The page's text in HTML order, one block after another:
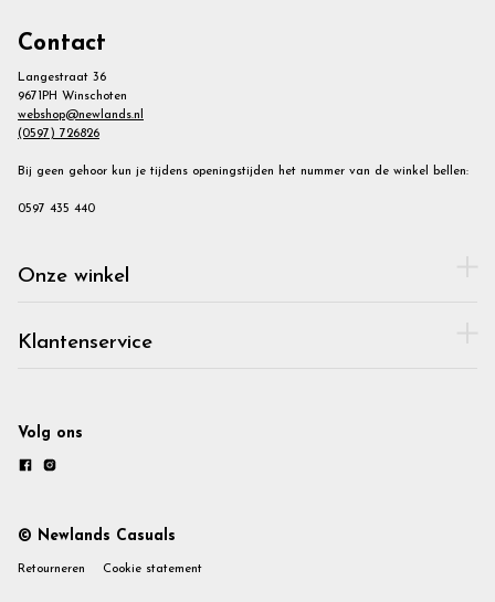
Contact
Langestraat 36
9671PH Winschoten
webshop@newlands.nl
(0597) 726826
Bij geen gehoor kun je tijdens openingstijden het nummer van de winkel bellen:
0597 435 440
Onze winkel
Klantenservice
Volg ons
© Newlands Casuals
Retourneren Cookie statement